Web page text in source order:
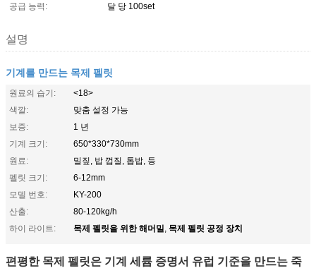
공급 능력:
달 당 100set
설명
기계를 만드는 목제 펠릿
원료의 습기:
<18>
색깔:
맞춤 설정 가능
보증:
1 년
기계 크기:
650*330*730mm
원료:
밀짚, 밥 껍질, 톱밥, 등
펠릿 크기:
6-12mm
모델 번호:
KY-200
산출:
80-120kg/h
하이 라이트:
목제 펠릿을 위한 해머밀, 목제 펠릿 공정 장치
편평한 목제 펠릿은 기계 세륨 증명서 유럽 기준을 만드는 죽